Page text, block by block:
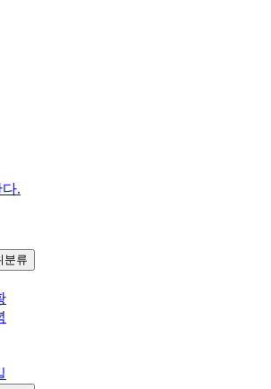
.
분류